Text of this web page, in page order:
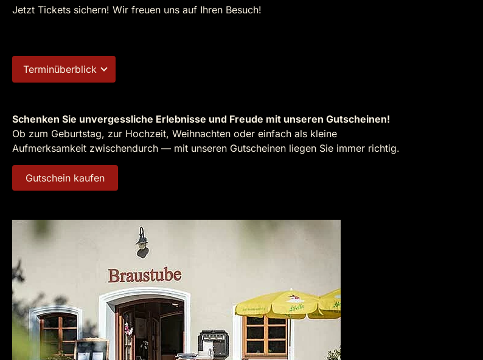
Jetzt Tickets sichern! Wir freuen uns auf Ihren Besuch!
Terminüberblick
Schenken Sie unvergessliche Erlebnisse und Freude mit unseren Gutscheinen!
Ob zum Geburtstag, zur Hochzeit, Weihnachten oder einfach als kleine
Aufmerksamkeit zwischendurch — mit unseren Gutscheinen liegen Sie immer richtig.
Gutschein kaufen